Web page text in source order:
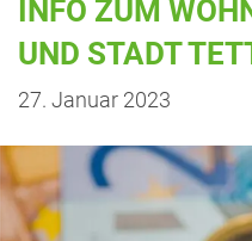
INFO ZUM
UND STADT
27. Januar 2023